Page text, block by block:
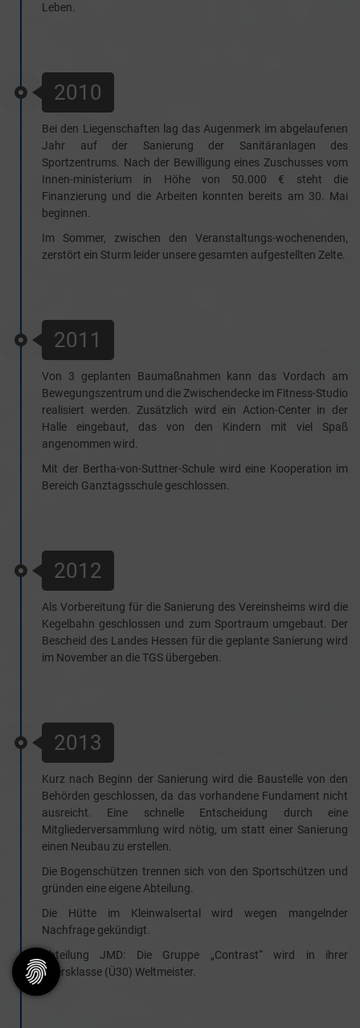
Leben.
2010
Bei den Liegenschaften lag das Augenmerk im abgelaufenen
Jahr auf der Sanierung der Sanitäranlagen des
Sportzentrums. Nach der Bewilligung eines Zuschusses vom
Innen-ministerium in Höhe von 50.000 € steht die
Finanzierung und die Arbeiten konnten bereits am 30. Mai
beginnen.
Im Sommer, zwischen den Veranstaltungs-wochenenden,
zerstört ein Sturm leider unsere gesamten aufgestellten Zelte.
2011
Von 3 geplanten Baumaßnahmen kann das Vordach am
Bewegungszentrum und die Zwischendecke im Fitness-Studio
realisiert werden. Zusätzlich wird ein Action-Center in der
Halle eingebaut, das von den Kindern mit viel Spaß
angenommen wird.
Mit der Bertha-von-Suttner-Schule wird eine Kooperation im
Bereich Ganztagsschule geschlossen.
2012
Als Vorbereitung für die Sanierung des Vereinsheims wird die
Kegelbahn geschlossen und zum Sportraum umgebaut. Der
Bescheid des Landes Hessen für die geplante Sanierung wird
im November an die TGS übergeben.
2013
Kurz nach Beginn der Sanierung wird die Baustelle von den
Behörden geschlossen, da das vorhandene Fundament nicht
ausreicht. Eine schnelle Entscheidung durch eine
Mitgliederversammlung wird nötig, um statt einer Sanierung
einen Neubau zu erstellen.
Die Bogenschützen trennen sich von den Sportschützen und
gründen eine eigene Abteilung.
Die Hütte im Kleinwalsertal wird wegen mangelnder
Nachfrage gekündigt.
Abteilung JMD: Die Gruppe „Contrast“ wird in ihrer
Altersklasse (Ü30) Weltmeister.